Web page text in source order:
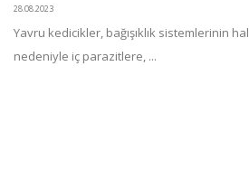
28.08.2023
Yavru kedicikler, bağışıklık sistemlerinin
nedeniyle iç parazitlere, ...